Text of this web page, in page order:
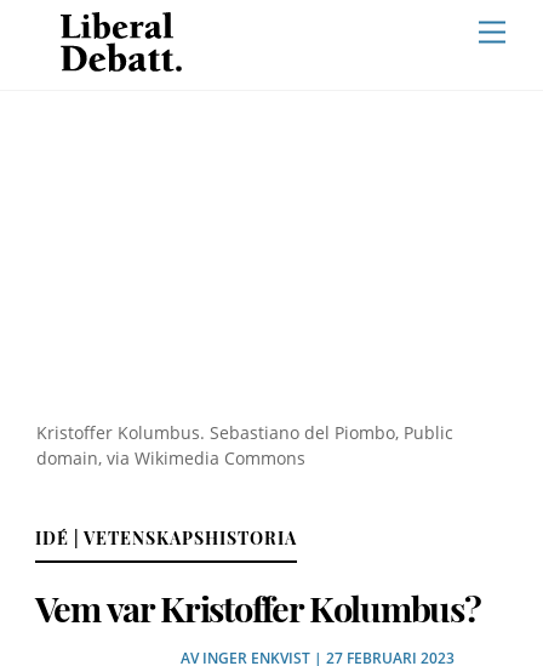
content
Kristoffer Kolumbus. Sebastiano del Piombo, Public
domain, via Wikimedia Commons
IDÉ | VETENSKAPSHISTORIA
Vem var Kristoffer Kolumbus?
AVINGER ENKVIST| 27 FEBRUARI 2023